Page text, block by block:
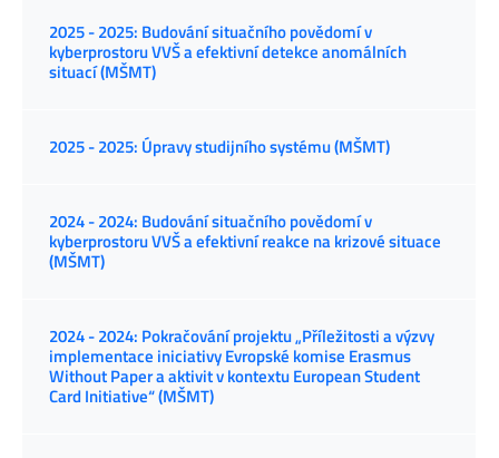
2025 - 2025: Budování situačního povědomí v
kyberprostoru VVŠ a efektivní detekce anomálních
situací (MŠMT)
2025 - 2025: Úpravy studijního systému (MŠMT)
2024 - 2024: Budování situačního povědomí v
kyberprostoru VVŠ a efektivní reakce na krizové situace
(MŠMT)
2024 - 2024: Pokračování projektu „Příležitosti a výzvy
implementace iniciativy Evropské komise Erasmus
Without Paper a aktivit v kontextu European Student
Card Initiative“ (MŠMT)